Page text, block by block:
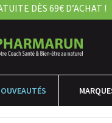
DÈS 69€ D’ACHAT !